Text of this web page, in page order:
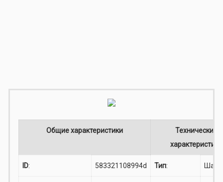
Общие характеристики
Технические
характеристики
ID: 583321108994d Тип: